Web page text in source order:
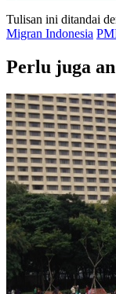
Tulisan ini ditandai
Migran Indonesia
Perlu juga